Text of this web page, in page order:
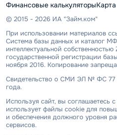
Финансовые калькуляторы
© 2015 - 2026 ИА "Займ.ком"
При использовании материалов
Система базы данных и каталог
интеллектуальной
государственной регистрации
ноября 2016. Копирование
Свидетельство о СМИ ЭЛ № ФС 77
года.
Используя сайт, вы соглашаетесь с
использует файлы cookie для
и обеспечения должного уровня
сервисов.